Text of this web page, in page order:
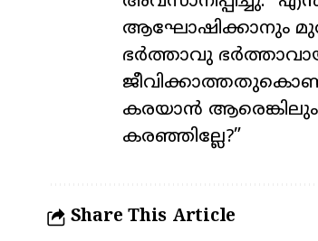
ആഘോഷിക്കാനും
ഭർത്താവു
കരയാൻ
കരഞ്ഞില്ലേ?”
Share This Article